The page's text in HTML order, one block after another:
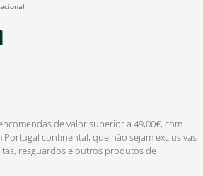
de valor superior a 49,00€, com
Portugal continental, que não sejam exclusivas
resguardos e outros produtos de